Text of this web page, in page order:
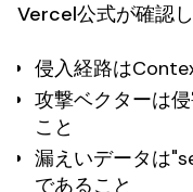
Vercel公式が確認
侵入経路は
攻撃ベクターは
こと
漏えいデータは
であること